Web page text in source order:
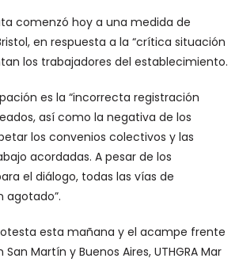
comenzó hoy a una medida de
en respuesta a la “crítica situación
los trabajadores del establecimiento.
es la “incorrecta registración
así como la negativa de los
los convenios colectivos y las
acordadas. A pesar de los
el diálogo, todas las vías de
agotado”.
esta mañana y el acampe frente
Martín y Buenos Aires, UTHGRA Mar